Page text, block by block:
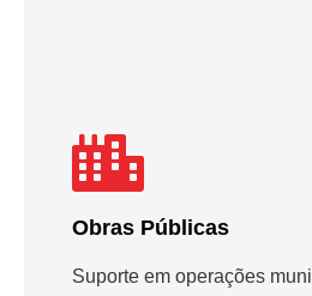
Obras Públicas
Suporte em operações